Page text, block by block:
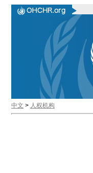
中文 > 人权机构